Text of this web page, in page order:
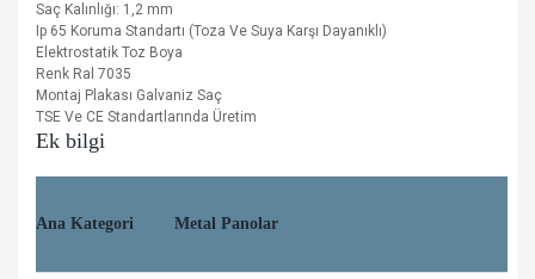
Saç Kalınlığı: 1,2 mm
Ip 65 Koruma Standartı (Toza Ve Suya Karşı Dayanıklı)
Elektrostatik Toz Boya
Renk Ral 7035
Montaj Plakası Galvaniz Saç
TSE Ve CE Standartlarında Üretim
Ek bilgi
Ana Kategori Metal Panolar